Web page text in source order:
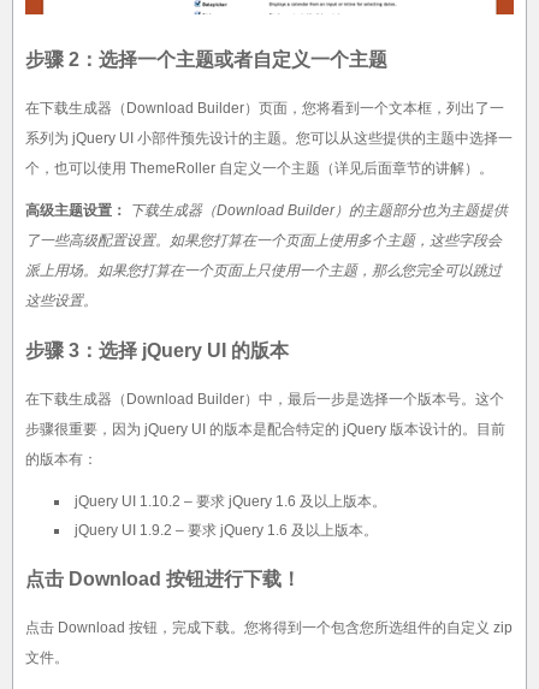
步骤 2：选择一个主题或者自定义一个主题
在下载生成器（Download Builder）页面，您将看到一个文本框，列出了一
系列为 jQuery UI 小部件预先设计的主题。您可以从这些提供的主题中选择一
个，也可以使用 ThemeRoller 自定义一个主题（详见后面章节的讲解）。
高级主题设置：
下载生成器（Download Builder）的主题部分也为主题提供
了一些高级配置设置。如果您打算在一个页面上使用多个主题，这些字段会
派上用场。如果您打算在一个页面上只使用一个主题，那么您完全可以跳过
这些设置。
步骤 3：选择 jQuery UI 的版本
在下载生成器（Download Builder）中，最后一步是选择一个版本号。这个
步骤很重要，因为 jQuery UI 的版本是配合特定的 jQuery 版本设计的。目前
的版本有：
jQuery UI 1.10.2 – 要求 jQuery 1.6 及以上版本。
jQuery UI 1.9.2 – 要求 jQuery 1.6 及以上版本。
点击 Download 按钮进行下载！
点击 Download 按钮，完成下载。您将得到一个包含您所选组件的自定义 zip
文件。